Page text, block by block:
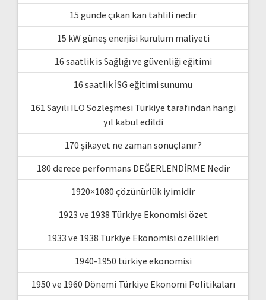
15 günde çıkan kan tahlili nedir
15 kW güneş enerjisi kurulum maliyeti
16 saatlik is Sağlığı ve güvenliği eğitimi
16 saatlik İSG eğitimi sunumu
161 Sayılı ILO Sözleşmesi Türkiye tarafından hangi
yıl kabul edildi
170 şikayet ne zaman sonuçlanır?
180 derece performans DEĞERLENDİRME Nedir
1920×1080 çözünürlük iyimidir
1923 ve 1938 Türkiye Ekonomisi özet
1933 ve 1938 Türkiye Ekonomisi özellikleri
1940-1950 türkiye ekonomisi
1950 ve 1960 Dönemi Türkiye Ekonomi Politikaları